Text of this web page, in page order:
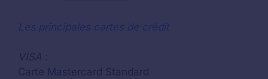
VISA :
Carte Mastercard Standard